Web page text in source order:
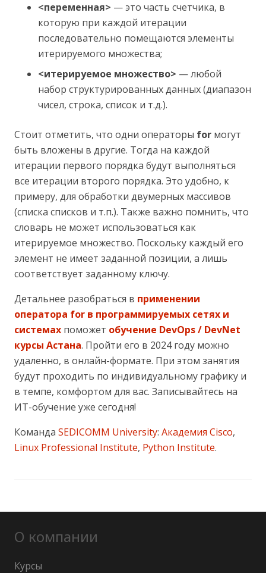
<переменная> — это часть счетчика, в
которую при каждой итерации
последовательно помещаются элементы
итерируемого множества;
<итерируемое множество> — любой
набор структурированных данных (диапазон
чисел, строка, список и т.д.).
Стоит отметить, что одни операторы for могут
быть вложены в другие. Тогда на каждой
итерации первого порядка будут выполняться
все итерации второго порядка. Это удобно, к
примеру, для обработки двумерных массивов
(списка списков и т.п.). Также важно помнить, что
словарь не может использоваться как
итерируемое множество. Поскольку каждый его
элемент не имеет заданной позиции, а лишь
соответствует заданному ключу.
Детальнее разобраться в применении
оператора for в программируемых сетях и
системах поможет обучение DevOps / DevNet
курсы Астана. Пройти его в 2024 году можно
удаленно, в онлайн-формате. При этом занятия
будут проходить по индивидуальному графику и
в темпе, комфортом для вас. Записывайтесь на
ИТ-обучение уже сегодня!
Команда SEDICOMM University: Академия Cisco,
Linux Professional Institute, Python Institute.
О компании
Курсы